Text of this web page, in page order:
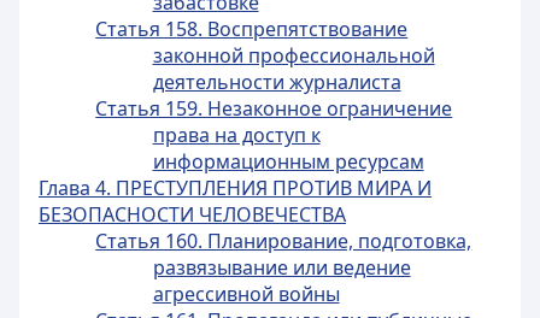
Статья 158. Воспрепятствование
законной профессиональной
деятельности журналиста
Статья 159. Незаконное ограничение
права на доступ к
информационным ресурсам
Глава 4. ПРЕСТУПЛЕНИЯ ПРОТИВ МИРА И
БЕЗОПАСНОСТИ ЧЕЛОВЕЧЕСТВА
Статья 160. Планирование, подготовка,
развязывание или ведение
агрессивной войны